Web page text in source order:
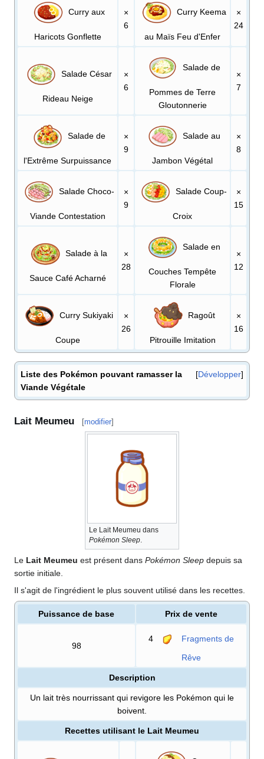
Curry aux
Haricots Gonflette
×
6
Curry Keema
au Maïs Feu d'Enfer
×
24
Salade César
Rideau Neige
×
6
Salade de
Pommes de Terre
Gloutonnerie
×
7
Salade de
l'Extrême Surpuissance
×
9
Salade au
Jambon Végétal
×
8
Salade Choco-
Viande Contestation
×
9
Salade Coup-
Croix
×
15
Salade à la
Sauce Café Acharné
×
28
Salade en
Couches Tempête
Florale
×
12
Curry Sukiyaki
Coupe
×
26
Ragoût
Pitrouille Imitation
×
16
Développer
Liste des Pokémon pouvant ramasser la
Viande Végétale
Lait Meumeu [modifier]
Le Lait Meumeu dans
Pokémon Sleep.
Le Lait Meumeu est présent dans Pokémon Sleep depuis sa
sortie initiale.
Il s'agit de l'ingrédient le plus souvent utilisé dans les recettes.
Puissance de base Prix de vente
98
4 Fragments de
Rêve
Description
Un lait très nourrissant qui revigore les Pokémon qui le
boivent.
Recettes utilisant le Lait Meumeu